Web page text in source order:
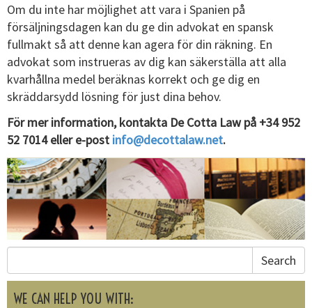
Om du inte har möjlighet att vara i Spanien på
försäljningsdagen kan du ge din advokat en spansk
fullmakt så att denne kan agera för din räkning. En
advokat som instrueras av dig kan säkerställa att alla
kvarhållna medel beräknas korrekt och ge dig en
skräddarsydd lösning för just dina behov.
För mer information, kontakta De Cotta Law på +34 952
52 7014 eller e-post info@decottalaw.net.
Search
WE CAN HELP YOU WITH: